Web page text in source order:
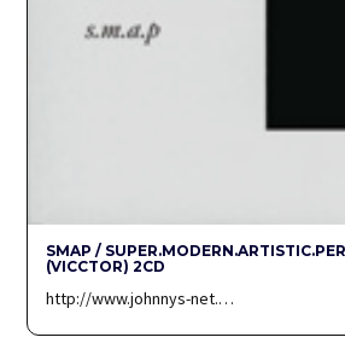
SMAP /
(VICCTOR) 2CD
http://www.johnnys-net.…